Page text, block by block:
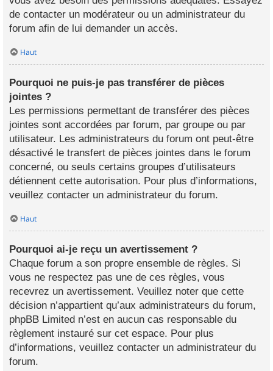
de contacter un modérateur ou un administrateur du
forum afin de lui demander un accès.
Haut
Pourquoi ne puis-je pas transférer de pièces
jointes ?
Les permissions permettant de transférer des pièces
jointes sont accordées par forum, par groupe ou par
utilisateur. Les administrateurs du forum ont peut-être
désactivé le transfert de pièces jointes dans le forum
concerné, ou seuls certains groupes d’utilisateurs
détiennent cette autorisation. Pour plus d’informations,
veuillez contacter un administrateur du forum.
Haut
Pourquoi ai-je reçu un avertissement ?
Chaque forum a son propre ensemble de règles. Si
vous ne respectez pas une de ces règles, vous
recevrez un avertissement. Veuillez noter que cette
décision n’appartient qu’aux administrateurs du forum,
phpBB Limited n’est en aucun cas responsable du
règlement instauré sur cet espace. Pour plus
d’informations, veuillez contacter un administrateur du
forum.